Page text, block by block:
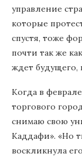
управление
которые
спустя, тоже
почти так же
ждет будущего,
Когда в
торгового
снимаю свою
Каддафи». «Но
воскликнула